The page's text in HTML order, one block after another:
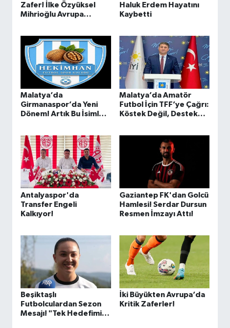
Zafer! İlke Özyüksel
Mihrioğlu Avrupa
Haluk Erdem Hayatını
Kaybetti
Malatya’da
Girmanaspor’da Yeni
Dönem! Artık Bu İsimle
Malatya’da Amatör
Futbol İçin TFF’ye Çağrı:
Köstek Değil, Destek
Antalyaspor'da
Transfer Engeli
Kalkıyor!
Gaziantep FK'dan Golcü
Hamlesi! Serdar Dursun
Resmen İmzayı Attı!
Beşiktaşlı
Futbolculardan Sezon
Mesajı! "Tek Hedefimiz
İki Büyükten Avrupa’da
Kritik Zaferler!